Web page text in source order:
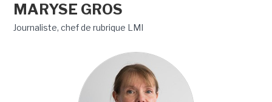
MARYSE GROS
Journaliste, chef de rubrique LMI